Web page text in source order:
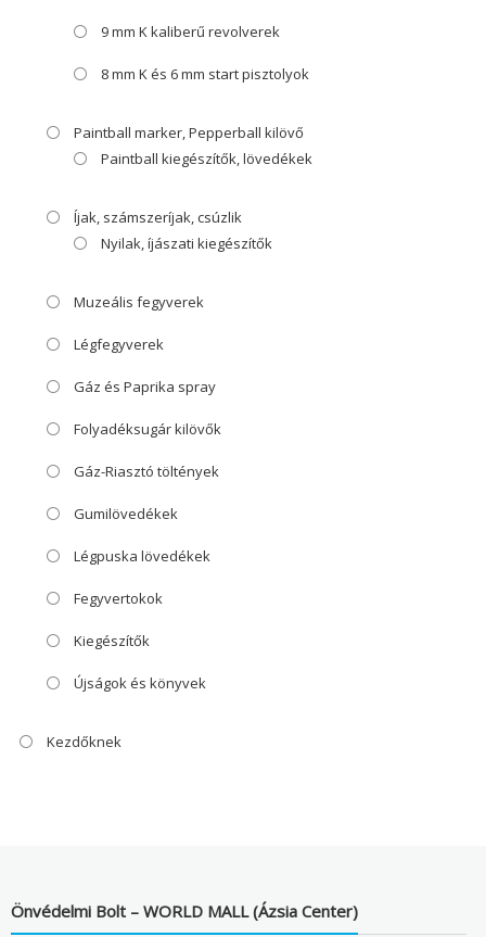
9 mm K kaliberű revolverek
8 mm K és 6 mm start pisztolyok
Paintball marker, Pepperball kilövő
Paintball kiegészítők, lövedékek
Íjak, számszeríjak, csúzlik
Nyilak, íjászati kiegészítők
Muzeális fegyverek
Légfegyverek
Gáz és Paprika spray
Folyadéksugár kilövők
Gáz-Riasztó töltények
Gumilövedékek
Légpuska lövedékek
Fegyvertokok
Kiegészítők
Újságok és könyvek
Kezdőknek
Önvédelmi Bolt – WORLD MALL (Ázsia Center)